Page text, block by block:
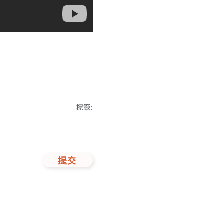
提交
標籤: